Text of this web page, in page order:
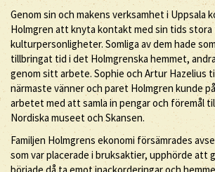
Genom sin och makens verksamhet i Uppsala
Holmgren att knyta kontakt med sin tids stora
kulturpersonligheter. Somliga av dem hade
tillbringat tid i det Holmgrenska hemmet,
genom sitt arbete. Sophie och Artur Hazelius
närmaste vänner och paret Holmgren kunde
arbetet med att samla in pengar och föremål
Nordiska museet och Skansen.
Familjen Holmgrens ekonomi försämrades
som var placerade i bruksaktier, upphörde att
började då ta emot inackorderingar och